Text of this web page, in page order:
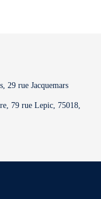
29 rue Jacquemars
79 rue Lepic, 75018,